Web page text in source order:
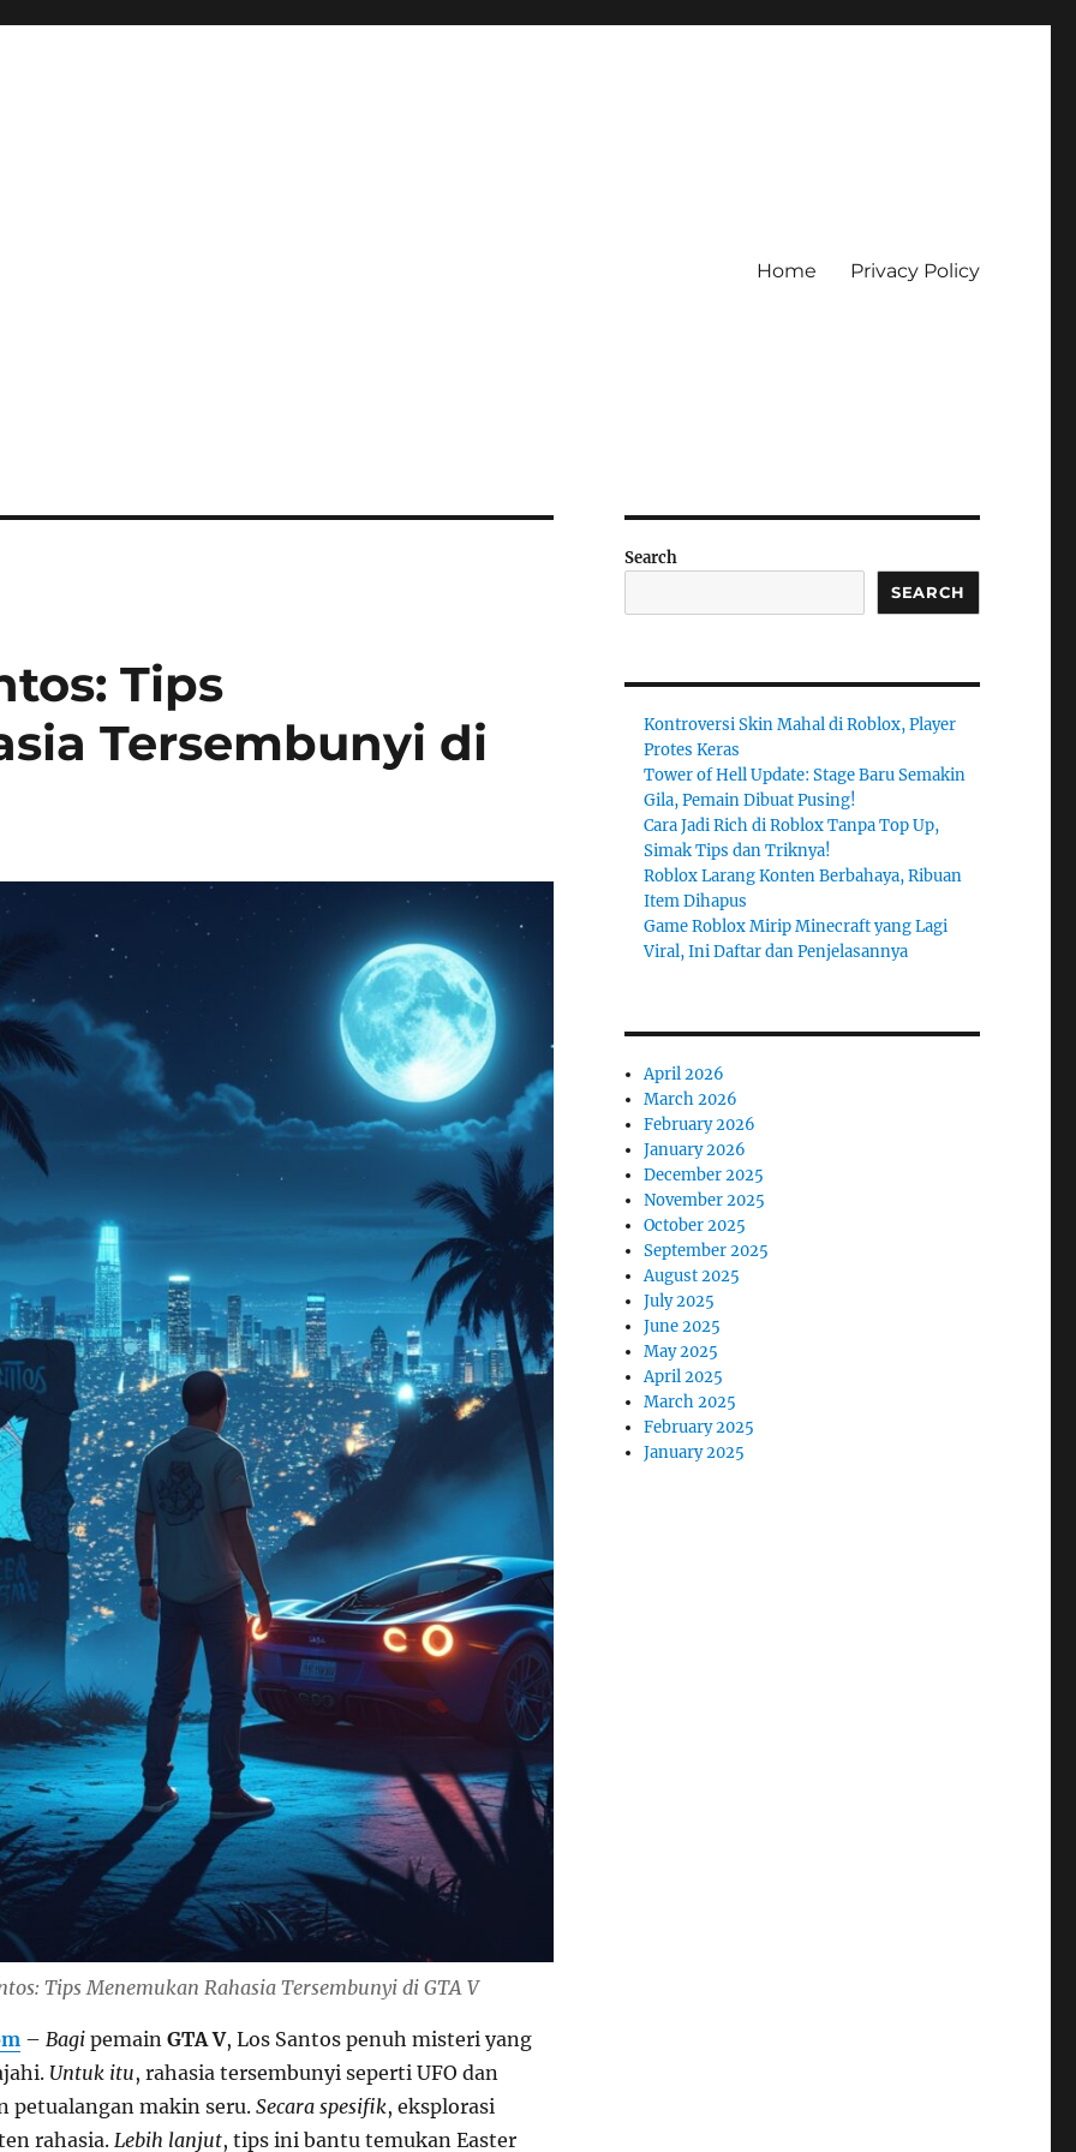
Home Privacy Policy
Tips
Tersembunyi di
Tips Menemukan Rahasia Tersembunyi di GTA V
– Bagipemain GTA V, Los Santos penuh misteri yang
Untuk itu, rahasia tersembunyi seperti UFO dan
petualangan makin seru. Secara spesifik, eksplorasi
rahasia. Lebih lanjut, tips ini bantu temukan Easter
Search
SEARCH
Kontroversi Skin Mahal di Roblox, Player
Protes Keras
Tower of Hell Update: Stage Baru Semakin
Gila, Pemain Dibuat Pusing!
Cara Jadi Rich di Roblox Tanpa Top Up,
Simak Tips dan Triknya!
Roblox Larang Konten Berbahaya, Ribuan
Item Dihapus
Game Roblox Mirip Minecraft yang Lagi
Viral, Ini Daftar dan Penjelasannya
April 2026
March 2026
February 2026
January 2026
December 2025
November 2025
October 2025
September 2025
August 2025
July 2025
June 2025
May 2025
April 2025
March 2025
February 2025
January 2025